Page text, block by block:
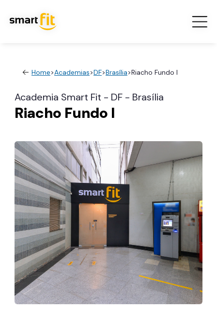
Home>Academias>DF>Brasília>Riacho Fundo I
Academia Smart Fit - DF - Brasília
Riacho Fundo I